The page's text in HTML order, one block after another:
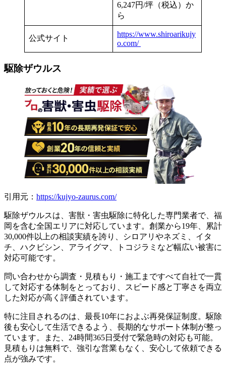
6,247円/坪（税込）か
ら
公式サイト
https://www.shiroarikujy
o.com/
駆除ザウルス
引用元： https://kujyo-zaurus.com/
駆除ザウルスは、害獣・害虫駆除に特化した専門業者で、福
岡を含む全国エリアに対応しています。創業から19年、累計
30,000件以上の相談実績を誇り、シロアリやネズミ、イタ
チ、ハクビシン、アライグマ、トコジラミなど幅広い被害に
対応可能です。
問い合わせから調査・見積もり・施工まですべて自社で一貫
して対応する体制をとっており、スピード感と丁寧さを両立
した対応が高く評価されています。
特に注目されるのは、最長10年におよぶ再発保証制度。駆除
後も安心して生活できるよう、長期的なサポート体制が整っ
ています。また、24時間365日受付で緊急時の対応も可能。
見積もりは無料で、強引な営業もなく、安心して依頼できる
点が強みです。